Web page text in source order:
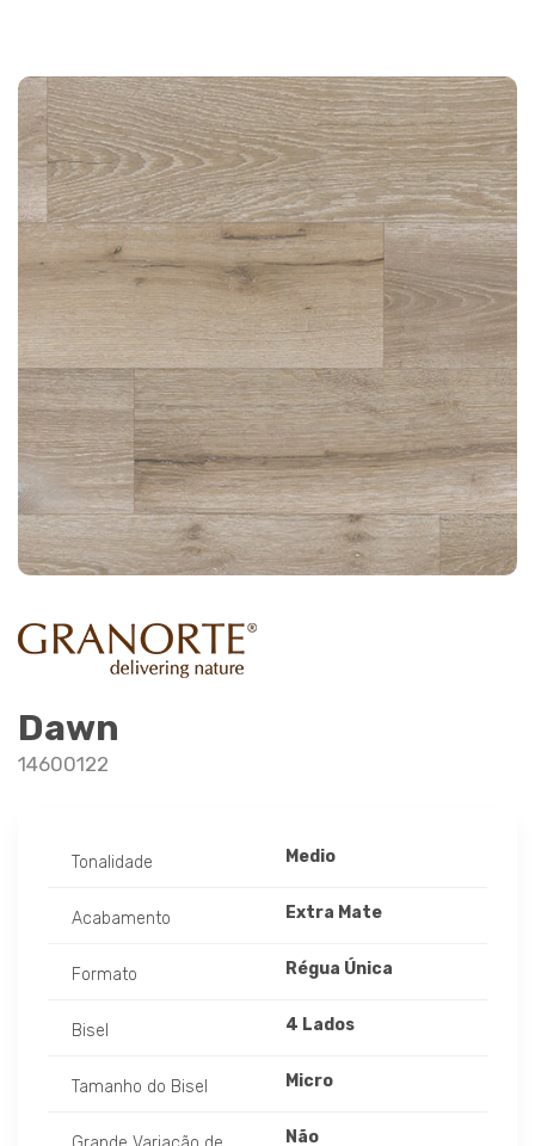
Dawn
14600122
Tonalidade Medio
Acabamento Extra Mate
Formato Régua Única
Bisel 4 Lados
Tamanho do Bisel Micro
Não